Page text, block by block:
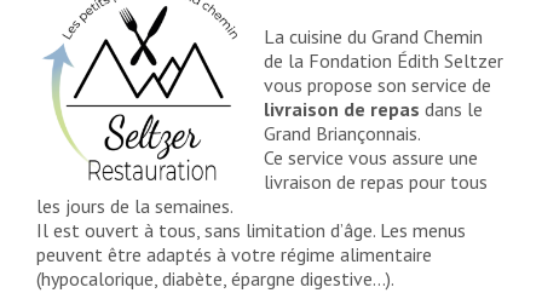
La cuisine du Grand Chemin
de la Fondation Édith Seltzer
vous propose son service de
livraison de repas dans le
Grand Briançonnais.
Ce service vous assure une
livraison de repas pour tous
les jours de la semaines.
Il est ouvert à tous, sans limitation d’âge. Les menus
peuvent être adaptés à votre régime alimentaire
(hypocalorique, diabète, épargne digestive...).